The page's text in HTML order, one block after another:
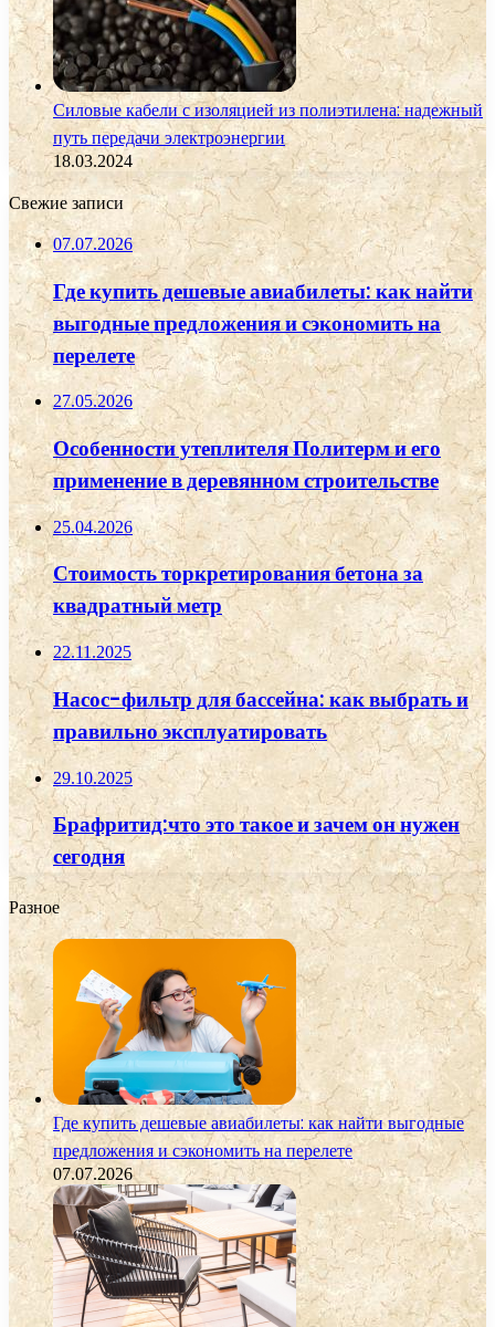
Силовые кабели с изоляцией из полиэтилена: надежный
путь передачи электроэнергии
18.03.2024
Свежие записи
07.07.2026
Где купить дешевые авиабилеты: как найти
выгодные предложения и сэкономить на
перелете
27.05.2026
Особенности утеплителя Политерм и его
применение в деревянном строительстве
25.04.2026
Стоимость торкретирования бетона за
квадратный метр
22.11.2025
Насос-фильтр для бассейна: как выбрать и
правильно эксплуатировать
29.10.2025
Брафритид:что это такое и зачем он нужен
сегодня
Разное
Где купить дешевые авиабилеты: как найти выгодные
предложения и сэкономить на перелете
07.07.2026